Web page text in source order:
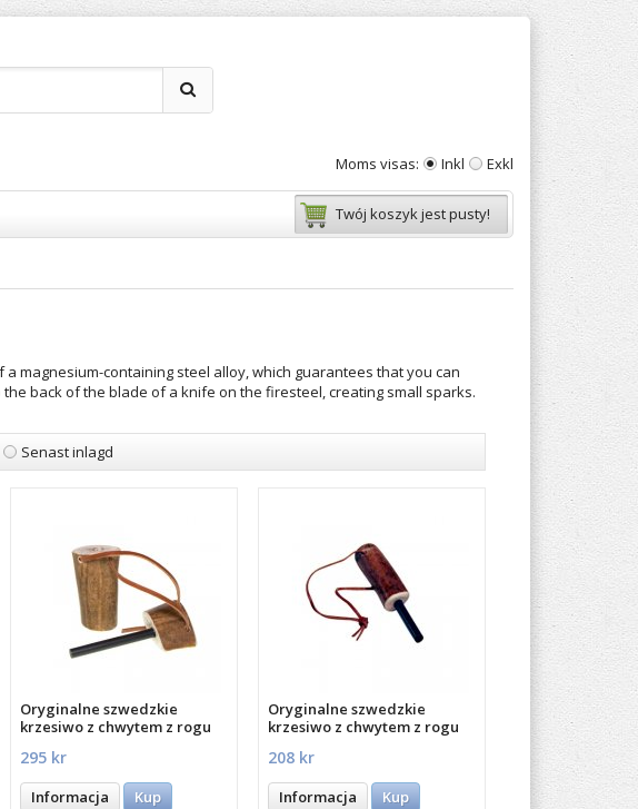
Moms visas: Inkl Exkl
Twój koszyk jest pusty!
a magnesium-containing steel alloy, which guarantees that you can
the back of the blade of a knife on the firesteel, creating small sparks.
Senast inlagd
Oryginalne szwedzkie
krzesiwo z chwytem z rogu
295 kr
Informacja Kup
Oryginalne szwedzkie
krzesiwo z chwytem z rogu
208 kr
Informacja Kup